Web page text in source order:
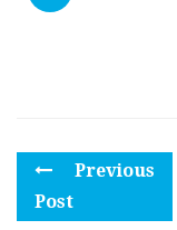
Previous
Post